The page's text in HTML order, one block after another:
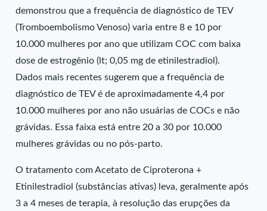
demonstrou que a frequência de diagnóstico de TEV
(Tromboembolismo Venoso) varia entre 8 e 10 por
10.000 mulheres por ano que utilizam COC com baixa
dose de estrogênio (lt; 0,05 mg de etinilestradiol).
Dados mais recentes sugerem que a frequência de
diagnóstico de TEV é de aproximadamente 4,4 por
10.000 mulheres por ano não usuárias de COCs e não
grávidas. Essa faixa está entre 20 a 30 por 10.000
mulheres grávidas ou no pós-parto.
O tratamento com Acetato de Ciproterona +
Etinilestradiol (substâncias ativas) leva, geralmente após
3 a 4 meses de terapia, à resolução das erupções da